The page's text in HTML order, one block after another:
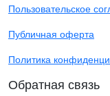
Пользовательское
Публичная оферта
Политика
Обратная связь